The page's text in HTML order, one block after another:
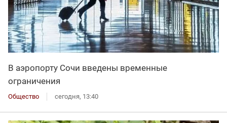
В аэропорту Сочи введены временные
ограничения
Общество сегодня, 13:40